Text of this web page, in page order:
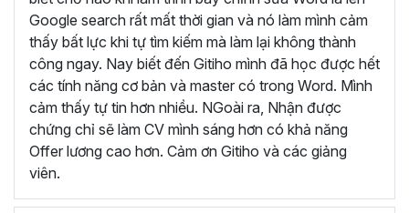
Biết cáchhình thành tư duy để bắt đầu soạn
thảo văn bản
Thành thạo cáchcài đặt và định dạng cơ bản
Thành thạo trong việcthiết kế các đối tượng
Thành thạo các tính năng đặc biệttrong Word như
trình bày văn bản dạng cột, tạo mục lục, tạo danh
mục tham khảo, trộn văn bản, ghi Macro, Tracking…
Thực hành
đồng, báo cáo chuyên môn…
Google search rất mất thời gian và nó làm mình cảm
thấy bất lực khi tự tìm kiếm mà làm lại không thành
công ngay. Nay biết đến Gitiho mình đã học được hết
các tính năng cơ bản và master có trong Word. Mình
cảm thấy tự tin hơn nhiều. NGoài ra, Nhận được
chứng chỉ sẽ làm CV mình sáng hơn có khả năng
Offer lương cao hơn. Cảm ơn Gitiho và các giảng
viên.